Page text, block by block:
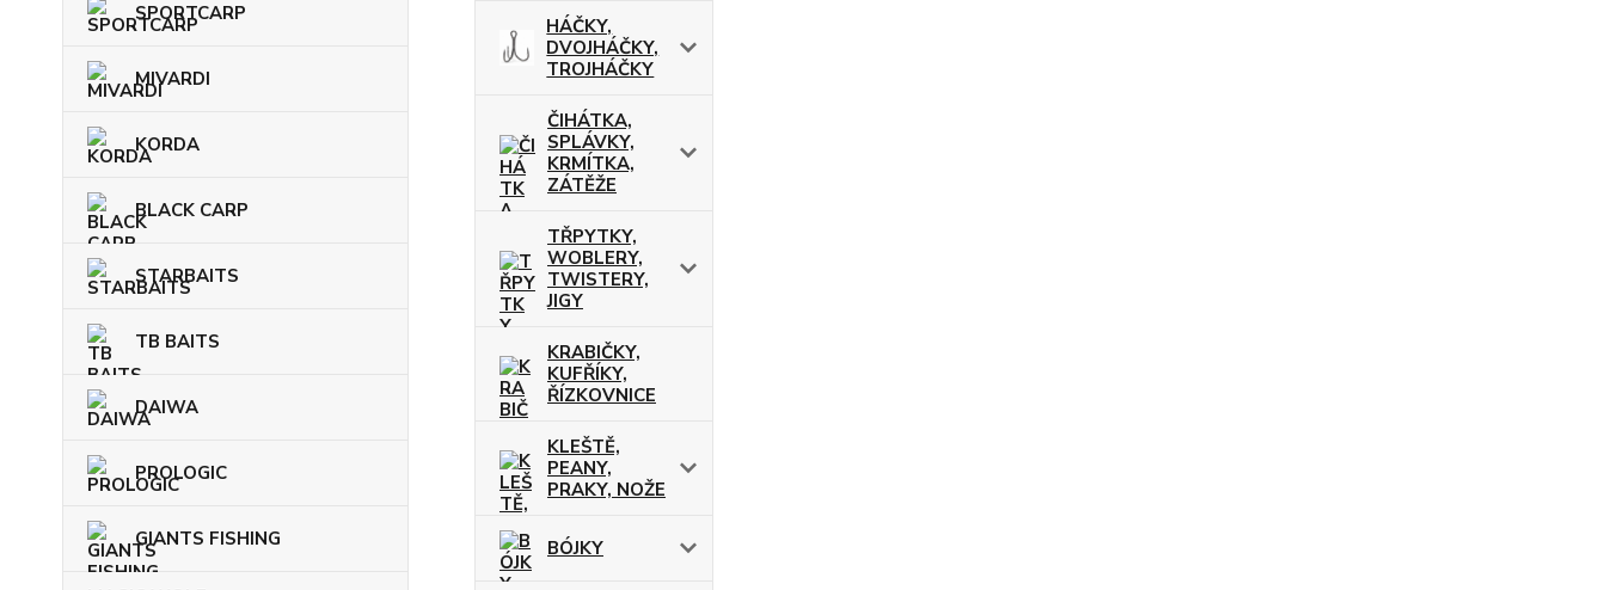
SPORTCARP
MIVARDI
KORDA
BLACK CARP
STARBAITS
TB BAITS
DAIWA
PROLOGIC
GIANTS FISHING
HÁČKY,
DVOJHÁČKY,
TROJHÁČKY
ČIHÁTKA,
SPLÁVKY,
KRMÍTKA,
ZÁTĚŽE
TŘPYTKY,
WOBLERY,
TWISTERY,
JIGY
KRABIČKY,
KUFŘÍKY,
ŘÍZKOVNICE
KLEŠTĚ,
PEANY,
PRAKY, NOŽE
BÓJKY